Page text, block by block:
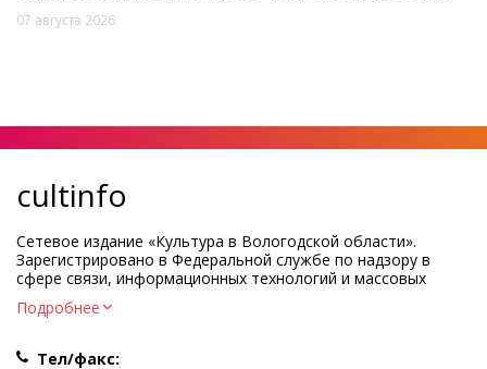
07 августа 2026
cultinfo
Сетевое издание «Культура в Вологодской области».
Зарегистрировано в Федеральной службе по надзору в
сфере связи, информационных технологий и массовых
Регистрационный номер и дата принятия решения о
Подробнее
Тел/факс: